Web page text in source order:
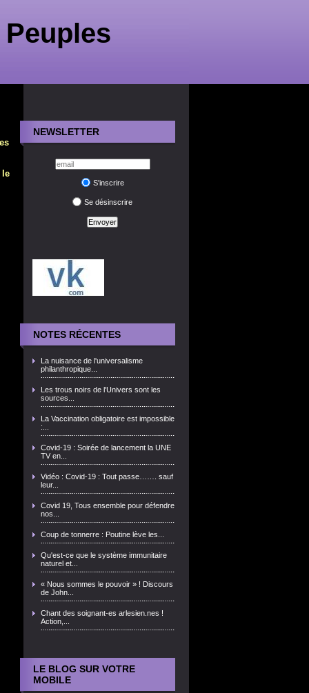
NEWSLETTER
S'inscrire
Se désinscrire
NOTES RÉCENTES
La nuisance de l'universalisme
philanthropique...
Les trous noirs de l'Univers sont les
sources...
La Vaccination obligatoire est impossible
:...
Covid-19 : Soirée de lancement la UNE
TV en...
Vidéo : Covid-19 : Tout passe……. sauf
leur...
Covid 19, Tous ensemble pour défendre
nos...
Coup de tonnerre : Poutine lève les...
Qu'est-ce que le système immunitaire
naturel et...
« Nous sommes le pouvoir » ! Discours
de John...
Chant des soignant-es arlesien.nes !
Action,...
LE BLOG SUR VOTRE
MOBILE